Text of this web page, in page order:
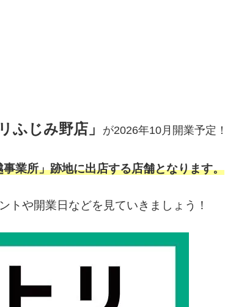
ふじみ野店」 が2026年10月開業予定！
業所」跡地に出店する店舗となります。
トや開業日などを見ていきましょう！